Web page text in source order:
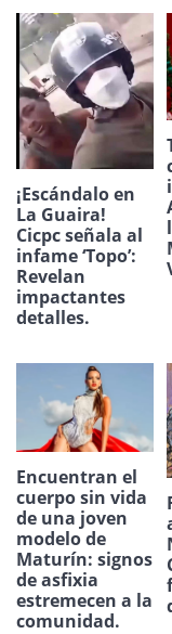
¡Escándalo en
La Guaira!
Cicpc señala al
infame ‘Topo’:
Revelan
impactantes
detalles.
Encuentran el
cuerpo sin vida
de una joven
modelo de
Maturín: signos
de asfixia
estremecen a la
comunidad.